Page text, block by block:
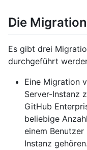
Die
Es gibt drei
durchgeführt
Eine Migration
Server-Instanz
GitHub
beliebige
einem
Instanz